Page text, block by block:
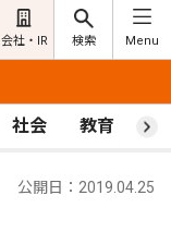
会社・IR 検索 Menu
社会 教育 ス
公開日：2019.04.25